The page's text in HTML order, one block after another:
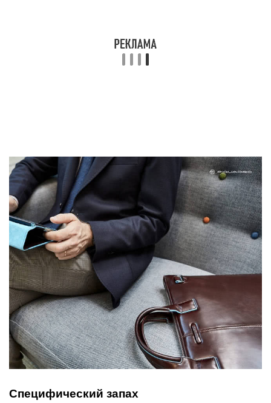
искусственной (кожзама) кроется именно в
аромате. Если в первом случае он
на запах.